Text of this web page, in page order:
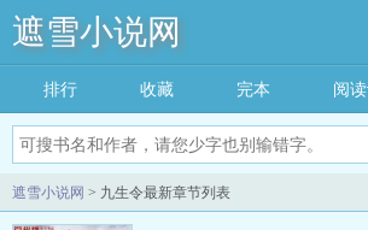
遮雪小说网
排行 收藏 完本 阅
遮雪小说网 > 九生令最新章节列表